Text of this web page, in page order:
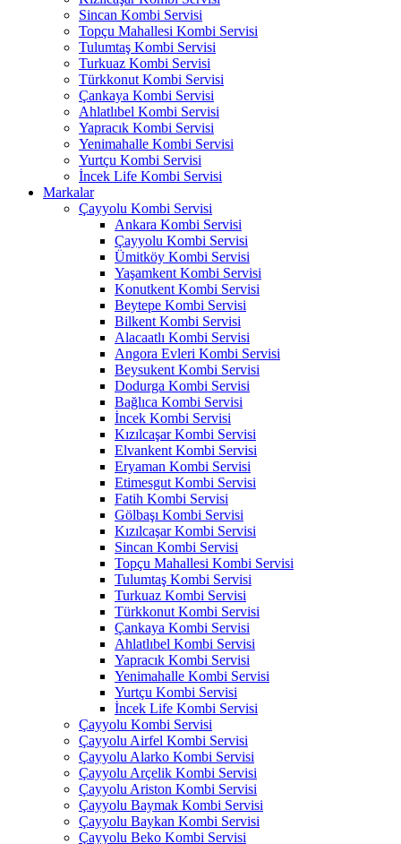
Sincan Kombi Servisi
Topçu Mahallesi Kombi Servisi
Tulumtaş Kombi Servisi
Turkuaz Kombi Servisi
Türkkonut Kombi Servisi
Çankaya Kombi Servisi
Ahlatlıbel Kombi Servisi
Yapracık Kombi Servisi
Yenimahalle Kombi Servisi
Yurtçu Kombi Servisi
İncek Life Kombi Servisi
Markalar
Çayyolu Kombi Servisi
Ankara Kombi Servisi
Çayyolu Kombi Servisi
Ümitköy Kombi Servisi
Yaşamkent Kombi Servisi
Konutkent Kombi Servisi
Beytepe Kombi Servisi
Bilkent Kombi Servisi
Alacaatlı Kombi Servisi
Angora Evleri Kombi Servisi
Beysukent Kombi Servisi
Dodurga Kombi Servisi
Bağlıca Kombi Servisi
İncek Kombi Servisi
Kızılcaşar Kombi Servisi
Elvankent Kombi Servisi
Eryaman Kombi Servisi
Etimesgut Kombi Servisi
Fatih Kombi Servisi
Gölbaşı Kombi Servisi
Kızılcaşar Kombi Servisi
Sincan Kombi Servisi
Topçu Mahallesi Kombi Servisi
Tulumtaş Kombi Servisi
Turkuaz Kombi Servisi
Türkkonut Kombi Servisi
Çankaya Kombi Servisi
Ahlatlıbel Kombi Servisi
Yapracık Kombi Servisi
Yenimahalle Kombi Servisi
Yurtçu Kombi Servisi
İncek Life Kombi Servisi
Çayyolu Kombi Servisi
Çayyolu Airfel Kombi Servisi
Çayyolu Alarko Kombi Servisi
Çayyolu Arçelik Kombi Servisi
Çayyolu Ariston Kombi Servisi
Çayyolu Baymak Kombi Servisi
Çayyolu Baykan Kombi Servisi
Çayyolu Beko Kombi Servisi